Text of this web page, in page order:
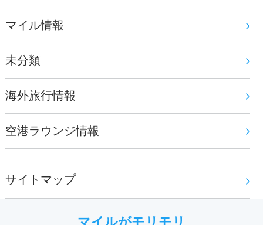
マイル情報
未分類
海外旅行情報
空港ラウンジ情報
サイトマップ
マイルがモリモリ